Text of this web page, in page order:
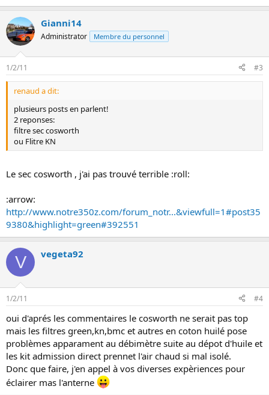
Gianni14
Administrator Membre du personnel
1/2/11 #3
renaud a dit:
plusieurs posts en parlent!
2 reponses:
filtre sec cosworth
ou Flitre KN
Le sec cosworth , j'ai pas trouvé terrible :roll:
:arrow:
http://www.notre350z.com/forum_notr...&viewfull=1#post35
9380&highlight=green#392551
V vegeta92
1/2/11 #4
oui d'aprés les commentaires le cosworth ne serait pas top
mais les filtres green,kn,bmc et autres en coton huilé pose
problèmes apparament au débimètre suite au dépot d'huile et
les kit admission direct prennet l'air chaud si mal isolé.
Donc que faire, j'en appel à vos diverses expèriences pour
éclairer mas l'anterne